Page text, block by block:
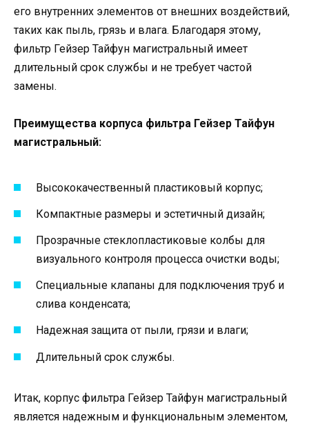
его внутренних элементов от внешних воздействий,
таких как пыль, грязь и влага. Благодаря этому,
фильтр Гейзер Тайфун магистральный имеет
длительный срок службы и не требует частой
замены.
Преимущества корпуса фильтра Гейзер Тайфун
магистральный:
Высококачественный пластиковый корпус;
Компактные размеры и эстетичный дизайн;
Прозрачные стеклопластиковые колбы для
визуального контроля процесса очистки воды;
Специальные клапаны для подключения труб и
слива конденсата;
Надежная защита от пыли, грязи и влаги;
Длительный срок службы.
Итак, корпус фильтра Гейзер Тайфун магистральный
является надежным и функциональным элементом,